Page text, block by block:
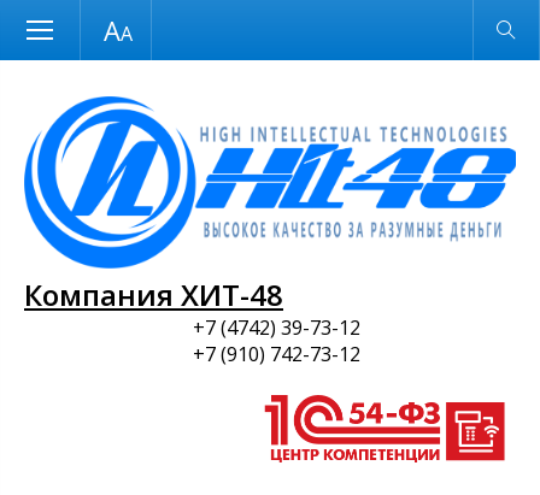
Размер шрифта Обычная версия
Компания ХИТ-48
+7 (4742) 39-73-12
+7 (910) 742-73-12